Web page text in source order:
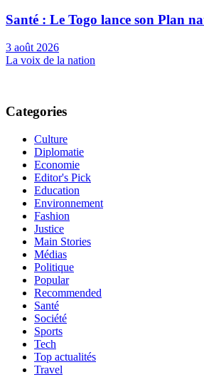
Santé : Le Togo lance son Plan
3 août 2026
La voix de la nation
Categories
Culture
Diplomatie
Economie
Editor's Pick
Education
Environnement
Fashion
Justice
Main Stories
Médias
Politique
Popular
Recommended
Santé
Société
Sports
Tech
Top actualités
Travel